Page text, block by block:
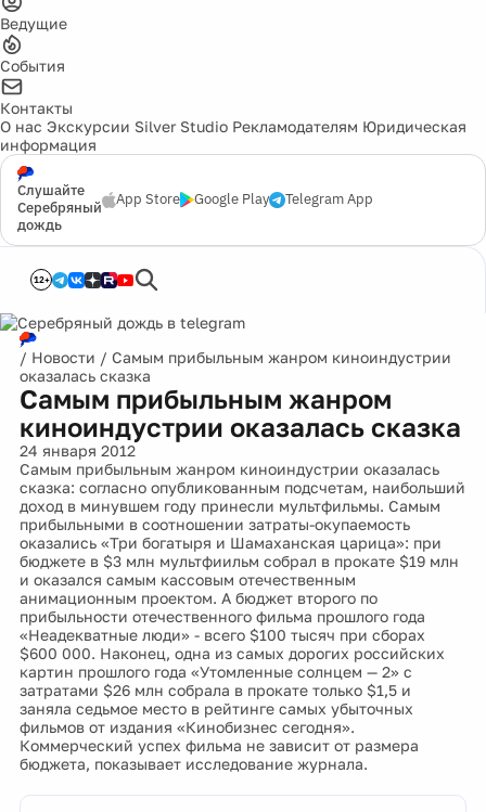
Ведущие
События
Контакты
О нас Экскурсии Silver Studio Рекламодателям Юридическая
информация
Слушайте
Серебряный
дождь
App Store Google Play Telegram App
12+
/ Новости / Самым прибыльным жанром киноиндустрии
оказалась сказка
Самым прибыльным жанром
киноиндустрии оказалась сказка
24 января 2012
Самым прибыльным жанром киноиндустрии оказалась
сказка: согласно опубликованным подсчетам, наибольший
доход в минувшем году принесли мультфильмы. Самым
прибыльными в соотношении затраты-окупаемость
оказались «Три богатыря и Шамаханская царица»: при
бюджете в $3 млн мультфиильм собрал в прокате $19 млн
и оказался самым кассовым отечественным
анимационным проектом. А бюджет второго по
прибыльности отечественного фильма прошлого года
«Неадекватные люди» - всего $100 тысяч при сборах
$600 000. Наконец, одна из самых дорогих российских
картин прошлого года «Утомленные солнцем — 2» с
затратами $26 млн собрала в прокате только $1,5 и
заняла седьмое место в рейтинге самых убыточных
фильмов от издания «Кинобизнес сегодня».
Коммерческий успех фильма не зависит от размера
бюджета, показывает исследование журнала.